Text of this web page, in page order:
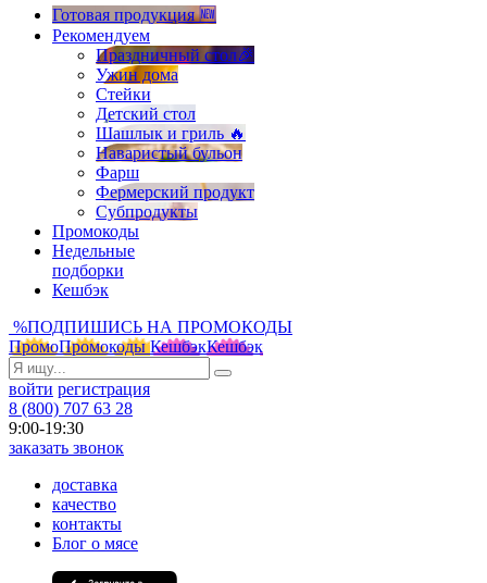
Готовая продукция 🆕
Рекомендуем
Праздничный стол🎉
Ужин дома
Стейки
Детский стол
Шашлык и гриль 🔥
Наваристый бульон
Фарш
Фермерский продукт
Субпродукты
Промокоды
Недельные
подборки
Кешбэк
%ПОДПИШИСЬ НА ПРОМОКОДЫ
ПромоПромокоды КешбэкКешбэк
войти регистрация
8 (800) 707 63 28
9:00-19:30
заказать звонок
доставка
качество
контакты
Блог о мясе